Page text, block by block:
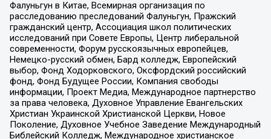
Фалуньгун в Китае, Всемирная организация по
расследованию преследований Фалуньгун, Пражский
гражданский центр, Ассоциация школ политических
исследований при Совете Европы, Центр либеральной
современности, Форум русскоязычных европейцев,
Немецко-русский обмен, Бард колледж, Европейский
выбор, Фонд Ходорковского, Оксфордский российский
фонд, Фонд Будущее России, Компания свободы
информации, Проект Медиа, Международное партнерство
за права человека, Духовное Управление Евангельских
Христиан Украинской Христианской Церкви, Новое
Поколение, Духовное Учебное Заведение Международный
Библейский Колледж, Международное христианское